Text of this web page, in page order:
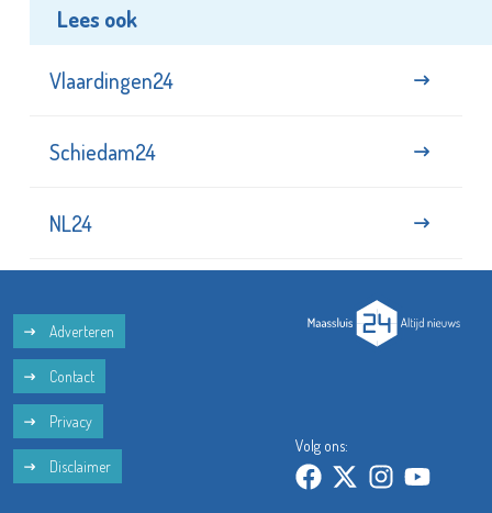
Lees ook
Vlaardingen24
Schiedam24
NL24
Adverteren
Contact
Privacy
Disclaimer
Volg ons: